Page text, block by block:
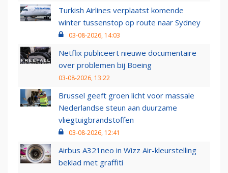
Turkish Airlines verplaatst komende
winter tussenstop op route naar Sydney
03-08-2026, 14:03
Netflix publiceert nieuwe documentaire
over problemen bij Boeing
03-08-2026, 13:22
Brussel geeft groen licht voor massale
Nederlandse steun aan duurzame
vliegtuigbrandstoffen
03-08-2026, 12:41
Airbus A321neo in Wizz Air-kleurstelling
beklad met graffiti